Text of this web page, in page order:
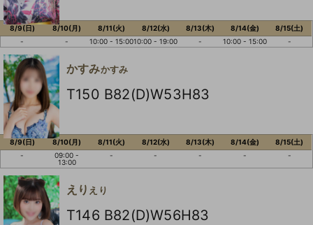
8/9(日)
-
8/10(月)
-
8/11(火)
10:00 - 15:00
8/12(水)
10:00 - 19:00
8/13(木)
-
8/14(金)
10:00 - 15:00
8/15(土)
-
かすみかすみ
T150 B82(D)W53H83
8/9(日)
-
8/10(月)
09:00 -
13:00
8/11(火)
-
8/12(水)
-
8/13(木)
-
8/14(金)
-
8/15(土)
-
えり えり
T146 B82(D)W56H83